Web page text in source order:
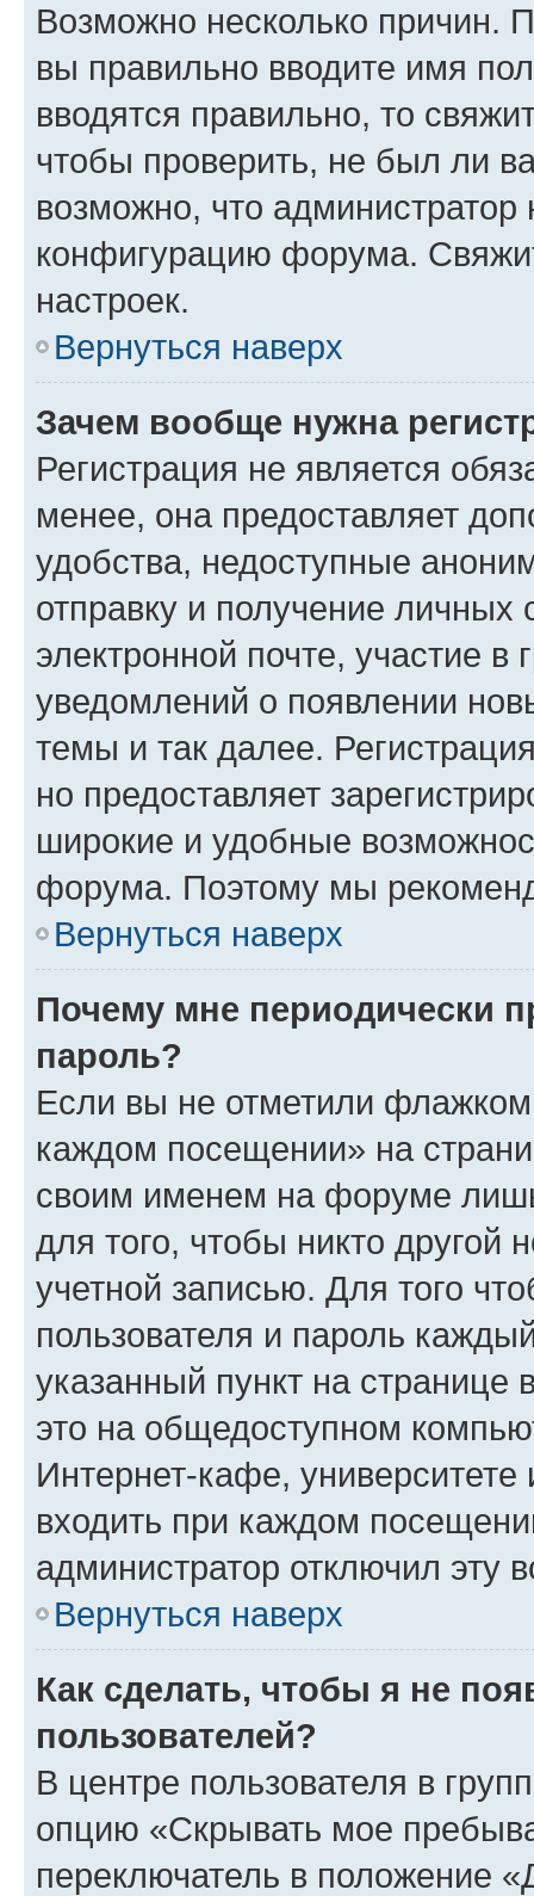
Возможно несколько причин.
вы правильно вводите имя
вводятся правильно, то
чтобы проверить, не был ли
возможно, что администратор
конфигурацию форума.
настроек.
Вернуться наверх
Зачем вообще нужна
Регистрация не является
менее, она предоставляет
удобства, недоступные
отправку и получение
электронной почте, участие в
уведомлений о появлении
темы и так далее.
но предоставляет
широкие и удобные
форума. Поэтому мы
Вернуться наверх
Почему мне периодически
пароль?
Если вы не отметили флажком
каждом посещении» на
своим именем на форуме
для того, чтобы никто другой
учетной записью. Для того
пользователя и пароль
указанный пункт на
это на общедоступном
Интернет-кафе, университете
входить при каждом
администратор отключил эту
Вернуться наверх
Как сделать, чтобы я не
пользователей?
В центре пользователя в
опцию «Скрывать мое
переключатель в положение